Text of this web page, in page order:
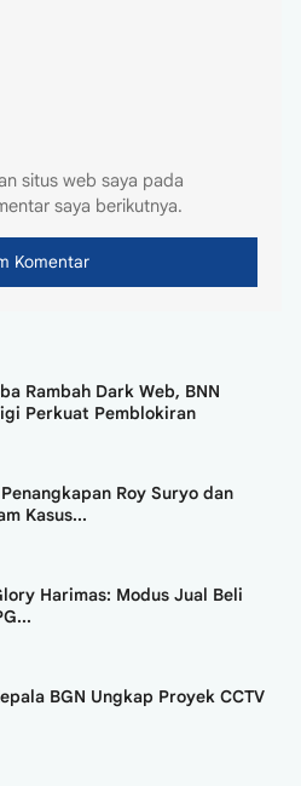
situs web saya pada
saya berikutnya.
Rambah Dark Web, BNN
Perkuat Pemblokiran
Roy Suryo dan
Kasus...
Harimas: Modus Jual Beli
BGN Ungkap Proyek CCTV